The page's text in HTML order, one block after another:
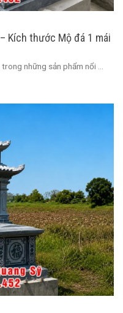
Kích thước Mộ đá 1 mái
những sản phẩm nổi ...